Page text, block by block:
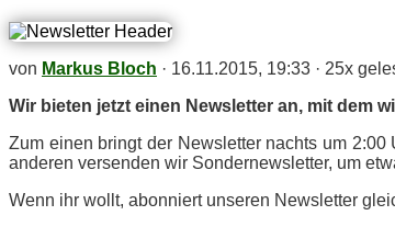
von Markus Bloch · 16.11.2015, 19:33 · 25x
Wir bie­ten jetzt ei­nen News­let­ter an, mit dem
Zum ei­nen bringt der News­let­ter nachts um
an­de­ren ver­sen­den wir Son­der­news­let­ter, um
Wenn ihr wollt, abon­niert un­se­ren News­let­ter